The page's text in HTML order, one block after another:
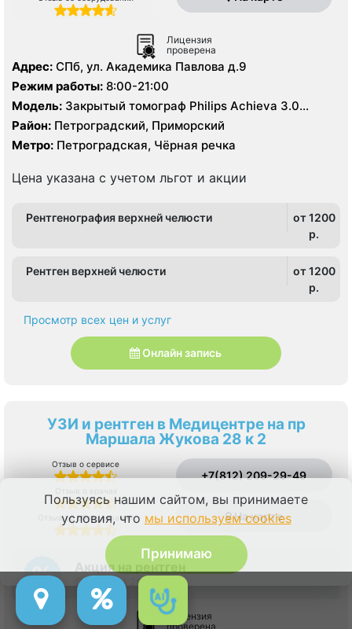
Лицензия
проверена
Адрес: СПб, ул. Академика Павлова д.9
Режим работы: 8:00-21:00
Модель: Закрытый томограф Philips Achieva 3.0
Тесла, КТ Philips Gemini TF Base 16 срезов
Район: Петроградский, Приморский
Метро: Петроградская, Чёрная речка
Цена указана с учетом льгот и акции
Рентгенография верхней челюсти
от 1200
p.
Рентген верхней челюсти
от 1200
p.
Просмотр всех цен и услуг
Онлайн запись
УЗИ и рентген в Медицентре на пр
Маршала Жукова 28 к 2
Отзыв о сервисе
Отзыв об оборудовании
+7(812) 209-29-49
На карте
Акция на рентген
Скидка до 20%
Лицензия
проверена
Пользуясь нашим сайтом, вы принимаете
условия, что мы используем cookies
Принимаю